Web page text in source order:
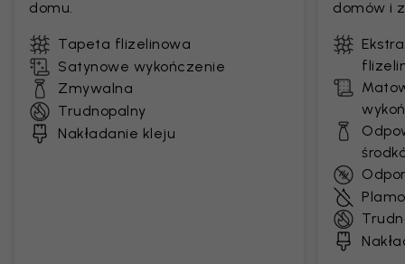
domu.
Tapeta flizelinowa
Satynowe wykończenie
Zmywalna
Trudnopalny
Nakładanie kleju
domów i